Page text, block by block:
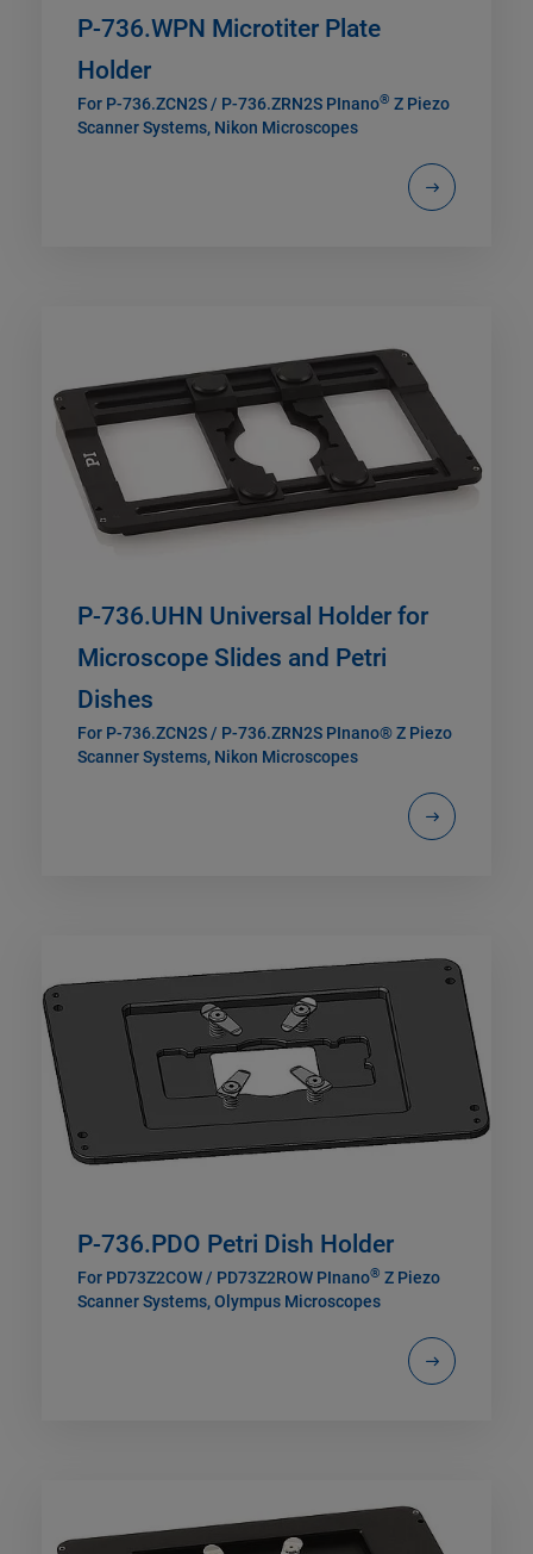
P-736.WPN Microtiter Plate
Holder
For P-736.ZCN2S / P-736.ZRN2S PInano® Z Piezo
Scanner Systems, Nikon Microscopes
P-736.UHN Universal Holder for
Microscope Slides and Petri
Dishes
For P-736.ZCN2S / P-736.ZRN2S PInano® Z Piezo
Scanner Systems, Nikon Microscopes
P-736.PDO Petri Dish Holder
For PD73Z2COW / PD73Z2ROW PInano® Z Piezo
Scanner Systems, Olympus Microscopes